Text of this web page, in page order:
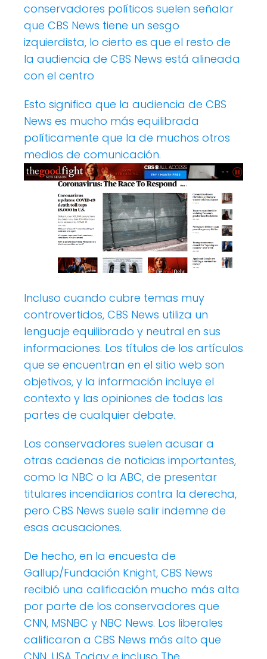
conservadores políticos suelen señalar
que CBS News tiene un sesgo
izquierdista, lo cierto es que el resto de
la audiencia de CBS News está alineada
con el centro
Esto significa que la audiencia de CBS
News es mucho más equilibrada
políticamente que la de muchos otros
medios de comunicación.
Incluso cuando cubre temas muy
controvertidos, CBS News utiliza un
lenguaje equilibrado y neutral en sus
informaciones. Los títulos de los artículos
que se encuentran en el sitio web son
objetivos, y la información incluye el
contexto y las opiniones de todas las
partes de cualquier debate.
Los conservadores suelen acusar a
otras cadenas de noticias importantes,
como la NBC o la ABC, de presentar
titulares incendiarios contra la derecha,
pero CBS News suele salir indemne de
esas acusaciones.
De hecho, en la encuesta de
Gallup/Fundación Knight, CBS News
recibió una calificación mucho más alta
por parte de los conservadores que
CNN, MSNBC y NBC News. Los liberales
calificaron a CBS News más alto que